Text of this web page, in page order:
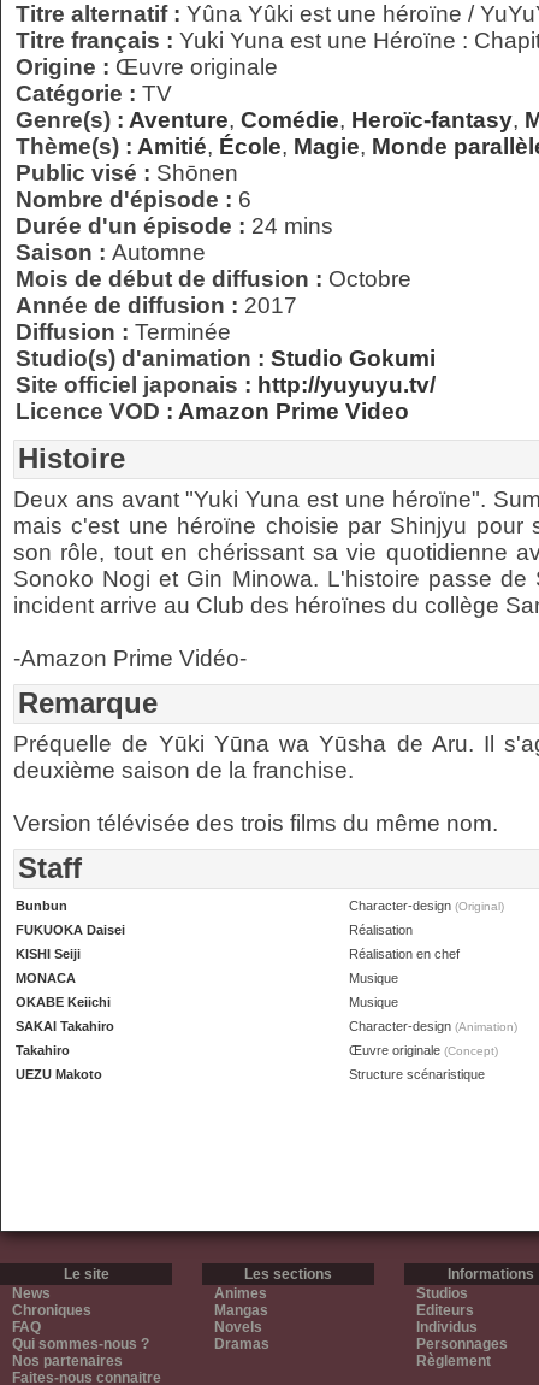
Titre alternatif : Yûna Yûki est une héroïne /
Titre français : Yuki Yuna est une Héroïne :
Origine : Œuvre originale
Catégorie : TV
Genre(s) : Aventure, Comédie, Heroïc-fantasy,
Thème(s) : Amitié, École, Magie, Monde
Public visé : Shōnen
Nombre d'épisode : 6
Durée d'un épisode : 24 mins
Saison : Automne
Mois de début de diffusion : Octobre
Année de diffusion : 2017
Diffusion : Terminée
Studio(s) d'animation : Studio Gokumi
Site officiel japonais : http://yuyuyu.tv/
Licence VOD : Amazon Prime Video
Histoire
Deux ans avant "Yuki Yuna est une héroïne".
mais c'est une héroïne choisie par Shinjyu pour
son rôle, tout en chérissant sa vie quotidienne
Sonoko Nogi et Gin Minowa. L'histoire passe de
incident arrive au Club des héroïnes du collège
-Amazon Prime Vidéo-
Remarque
Préquelle de Yūki Yūna wa Yūsha de Aru. Il
deuxième saison de la franchise.
Version télévisée des trois films du même nom.
Staff
Bunbun Character-design (Original)
FUKUOKA Daisei
Réalisation
KISHI Seiji
Réalisation en chef
MONACA
Musique
OKABE Keiichi
Musique
SAKAI Takahiro
Character-design (Animation)
Takahiro Œuvre originale (Concept)
UEZU Makoto Structure scénaristique
Le site
News
Chroniques
FAQ
Qui sommes-nous ?
Nos partenaires
Faites-nous connaitre
Les sections
Animes
Mangas
Novels
Dramas
Informations
Studios
Editeurs
Individus
Personnages
Règlement